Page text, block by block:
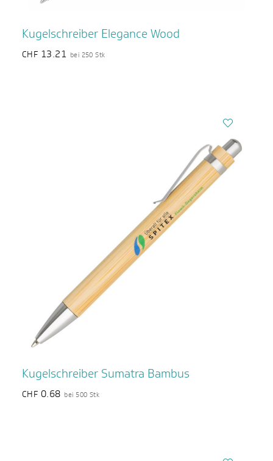
Kugelschreiber Elegance Wood
CHF 13.21 bei 250 Stk
Kugelschreiber Sumatra Bambus
CHF 0.68 bei 500 Stk